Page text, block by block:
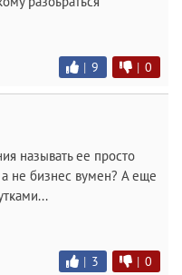
| 9 | 0
называть ее просто
не бизнес вумен? А еще
| 3 | 0